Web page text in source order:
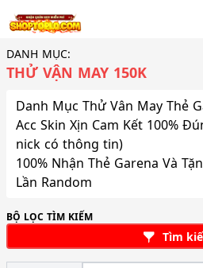
DANH MỤC:
THỬ VẬN MAY 150K
Danh Mục Thử Vân May Thẻ
Acc Skin Xịn Cam Kết 100%
nick có thông tin)
100% Nhận Thẻ Garena Và
Lần Random
BỘ LỌC TÌM KIẾM
Tìm